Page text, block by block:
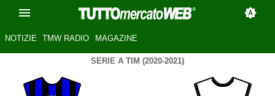
NOTIZIE TMW RADIO MAGAZINE
SERIE A TIM (2020-2021)